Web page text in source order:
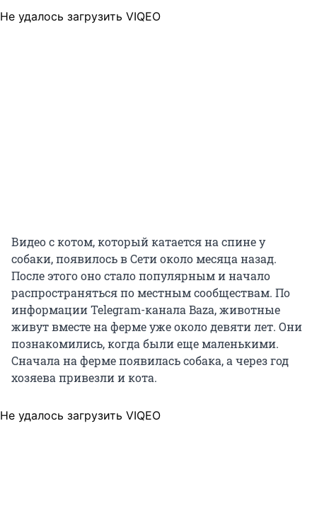
Не удалось загрузить VIQEO
Видео с котом, который катается на спине у
собаки, появилось в Сети около месяца назад.
После этого оно стало популярным и начало
распространяться по местным сообществам. По
информации Telegram-канала Baza, животные
живут вместе на ферме уже около девяти лет. Они
познакомились, когда были еще маленькими.
Сначала на ферме появилась собака, а через год
хозяева привезли и кота.
Не удалось загрузить VIQEO